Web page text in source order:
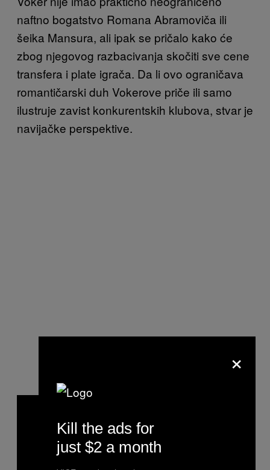
naftno bogatstvo Romana Abramoviča ili
šeika Mansura, ali ipak se pričalo kako će
zbog njegovog razbacivanja skočiti sve cene
transfera i plate igrača. Da li ovo ograničava
romantičarski duh Vokerove priče ili samo
ilustruje zavist konkurentskih klubova, stvar je
navijačke perspektive.
×
Kill the ads for
just $2 a month